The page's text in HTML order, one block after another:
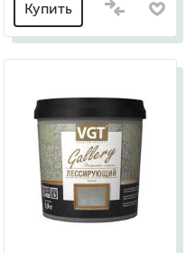
Купить